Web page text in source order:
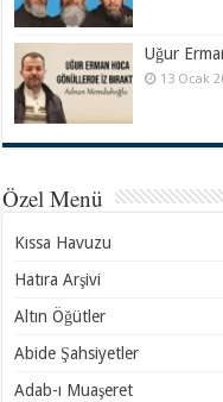
Uğur
13 Ocak
Özel Menü
Kıssa Havuzu
Hatıra Arşivi
Altın Öğütler
Abide Şahsiyetler
Adab-ı Muaşeret